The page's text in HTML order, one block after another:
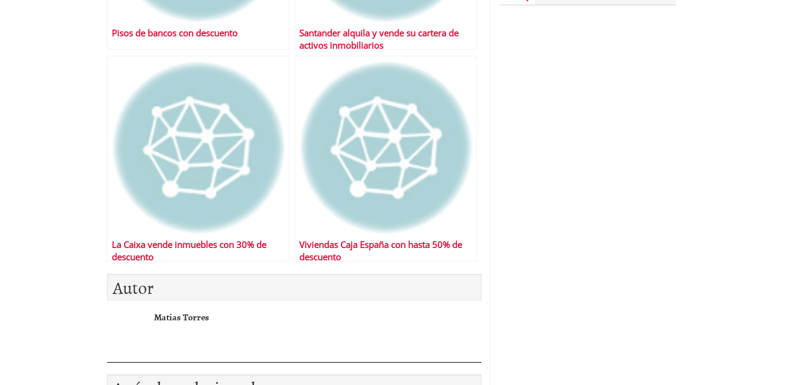
Pisos de bancos con descuento
Santander alquila y vende su cartera de
activos inmobiliarios
La Caixa vende inmuebles con 30% de
descuento
Viviendas Caja España con hasta 50% de
descuento
Autor
Matias Torres